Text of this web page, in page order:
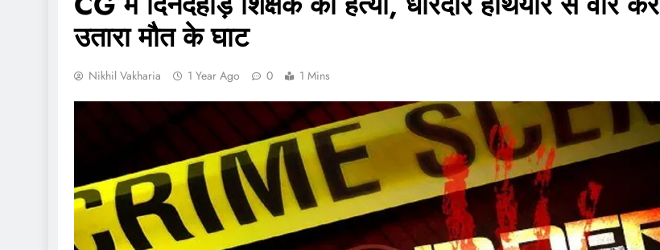
उतारा मौत के घाट
Nikhil Vakharia 1 Year Ago 0 1 Mins